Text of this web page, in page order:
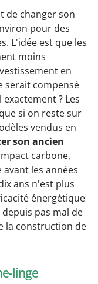
de changer son
pour des
L'idée est que les
moins
en
serait compensé
? Les
si on reste sur
vendus en
son ancien
carbone,
les années
ans n'est plus
énergétique
pas mal de
la construction de
linge